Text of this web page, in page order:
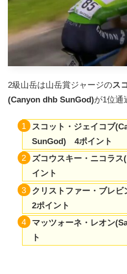
2級山岳は山岳賞ジャージのス
(Canyon dhb SunGod)が1位通
スコット・ジェイコブ
SunGod) 4ポイント
ズコウスキー・ニコラス(
イント
クリストファー・ブレビ
2ポイント
マッツォーネ・レオン(
ト